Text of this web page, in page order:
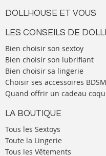
DOLLHOUSE ET VOUS
LES CONSEILS DE
Bien choisir son sextoy
Bien choisir son lubrifiant
Bien choisir sa lingerie
Choisir ses accessoires BDSM
Quand offrir un cadeau
LA BOUTIQUE
Tous les Sextoys
Toute la Lingerie
Tous les Vêtements